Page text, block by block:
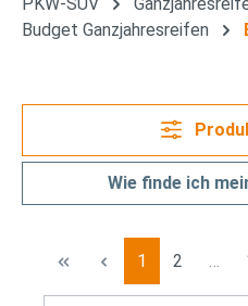
Budget Ganzjahresreifen
Wie finde ich
Seite
1 Seite
2